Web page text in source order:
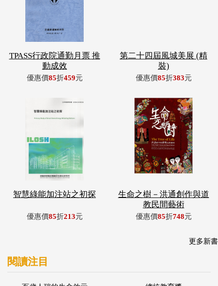
TPASS行政院通勤月票 推
動成效
優惠價85折459元
第二十四屆風城美展 (精
裝)
優惠價85折383元
智慧綠能加注站之初探
優惠價85折213元
生命之樹－洪通創作與道
教民間藝術
優惠價85折748元
更多新書
閱讀注目